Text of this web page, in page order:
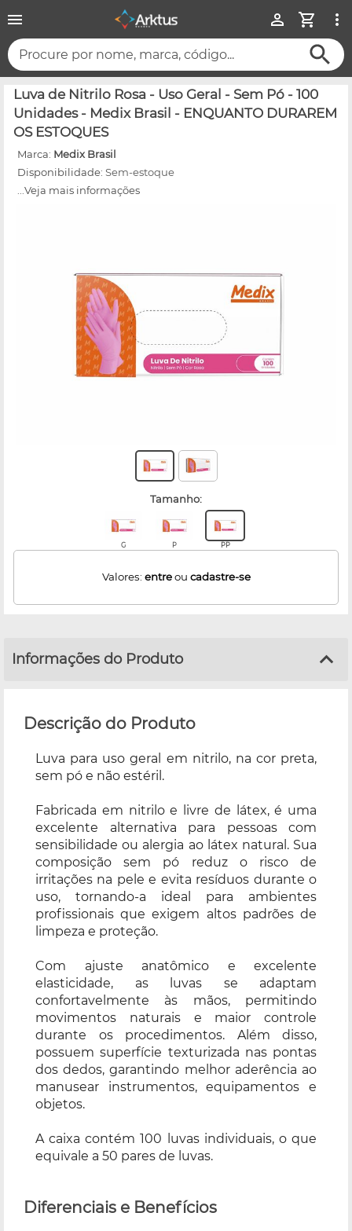
Procure por nome, marca, código...
Luva de Nitrilo Rosa - Uso Geral - Sem Pó - 100
Unidades - Medix Brasil - ENQUANTO DURAREM
OS ESTOQUES
Marca: Medix Brasil
Disponibilidade: Sem-estoque
...Veja mais informações
tamanho:
G P PP
Valores: entreou cadastre-se
Informações do Produto
Descrição do Produto
Luva para uso geral em nitrilo, na cor preta,
sem pó e não estéril.
Fabricada em nitrilo e livre de látex, é uma
excelente alternativa para pessoas com
sensibilidade ou alergia ao látex natural. Sua
composição sem pó reduz o risco de
irritações na pele e evita resíduos durante o
uso, tornando-a ideal para ambientes
profissionais que exigem altos padrões de
limpeza e proteção.
Com ajuste anatômico e excelente
elasticidade, as luvas se adaptam
confortavelmente às mãos, permitindo
movimentos naturais e maior controle
durante os procedimentos. Além disso,
possuem superfície texturizada nas pontas
dos dedos, garantindo melhor aderência ao
manusear instrumentos, equipamentos e
objetos.
A caixa contém 100 luvas individuais, o que
equivale a 50 pares de luvas.
Diferenciais e Benefícios